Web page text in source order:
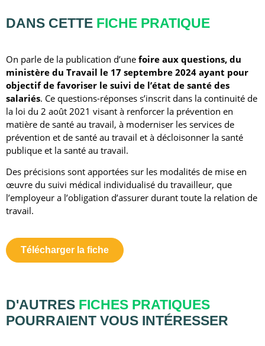
DANS CETTE FICHE PRATIQUE
On parle de la publication d’une foire aux questions, du
ministère du Travail le 17 septembre 2024 ayant pour
objectif de favoriser le suivi de l’état de santé des
salariés. Ce questions-réponses s’inscrit dans la continuité de
la loi du 2 août 2021 visant à renforcer la prévention en
matière de santé au travail, à moderniser les services de
prévention et de santé au travail et à décloisonner la santé
publique et la santé au travail.
Des précisions sont apportées sur les modalités de mise en
œuvre du suivi médical individualisé du travailleur, que
l’employeur a l’obligation d’assurer durant toute la relation de
travail.
Télécharger la fiche
D'AUTRES FICHES PRATIQUES
POURRAIENT VOUS INTÉRESSER